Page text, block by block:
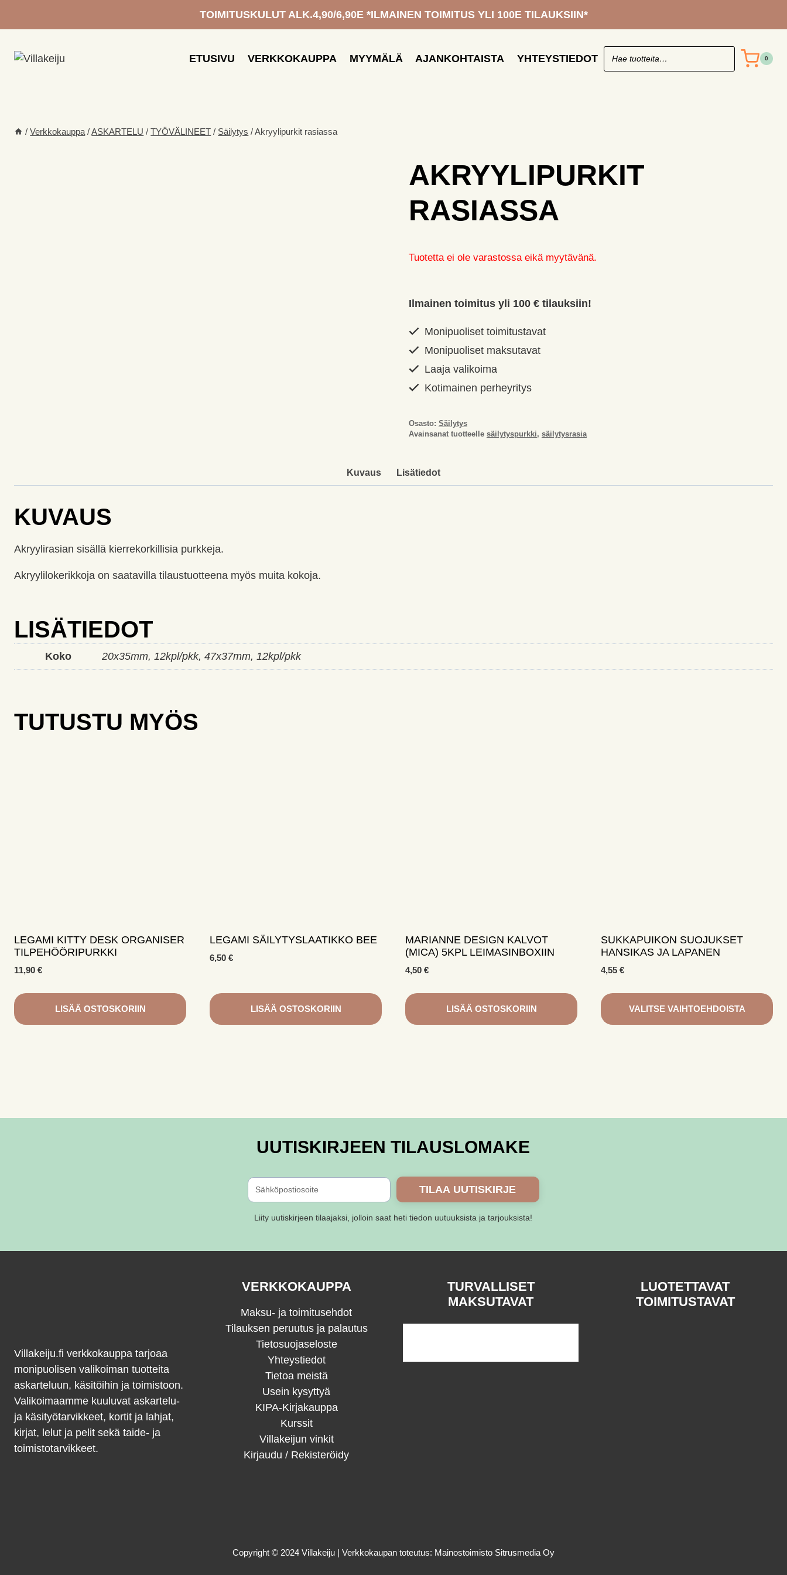
TOIMITUSKULUT ALK.4,90/6,90E *ILMAINEN TOIMITUS YLI 100E TILAUKSIIN*
ETUSIVU VERKKOKAUPPA MYYMÄLÄ AJANKOHTAISTA YHTEYSTIEDOT 0
/ Verkkokauppa /ASKARTELU / TYÖVÄLINEET / Säilytys /Akryylipurkit rasiassa
AKRYYLIPURKIT
RASIASSA
Tuotetta ei ole varastossa eikä myytävänä.
Ilmainen toimitus yli 100 € tilauksiin!
Monipuoliset toimitustavat
Monipuoliset maksutavat
Laaja valikoima
Kotimainen perheyritys
Osasto: Säilytys
Avainsanat tuotteelle säilytyspurkki, säilytysrasia
Kuvaus Lisätiedot
KUVAUS
Akryylirasian sisällä kierrekorkillisia purkkeja.
Akryylilokerikkoja on saatavilla tilaustuotteena myös muita kokoja.
LISÄTIEDOT
Koko 20x35mm, 12kpl/pkk, 47x37mm, 12kpl/pkk
TUTUSTU MYÖS
LEGAMI KITTY DESK ORGANISER
TILPEHÖÖRIPURKKI
11,90 €
LISÄÄ OSTOSKORIIN
LEGAMI SÄILYTYSLAATIKKO BEE
6,50 €
LISÄÄ OSTOSKORIIN
MARIANNE DESIGN KALVOT
(MICA) 5KPL LEIMASINBOXIIN
4,50 €
LISÄÄ OSTOSKORIIN
SUKKAPUIKON SUOJUKSET
HANSIKAS JA LAPANEN
4,55 €
VALITSE VAIHTOEHDOISTA
UUTISKIRJEEN TILAUSLOMAKE
TILAA UUTISKIRJE
Liity uutiskirjeen tilaajaksi, jolloin saat heti tiedon uutuuksista ja tarjouksista!
Villakeiju.fi verkkokauppa tarjoaa
monipuolisen valikoiman tuotteita
askarteluun, käsitöihin ja toimistoon.
Valikoimaamme kuuluvat askartelu-
ja käsityötarvikkeet, kortit ja lahjat,
kirjat, lelut ja pelit sekä taide- ja
toimistotarvikkeet.
VERKKOKAUPPA
Maksu- ja toimitusehdot
Tilauksen peruutus ja palautus
Tietosuojaseloste
Yhteystiedot
Tietoa meistä
Usein kysyttyä
KIPA-Kirjakauppa
Kurssit
Villakeijun vinkit
Kirjaudu / Rekisteröidy
TURVALLISET
MAKSUTAVAT
LUOTETTAVAT
TOIMITUSTAVAT
Copyright © 2024 Villakeiju | Verkkokaupan toteutus: Mainostoimisto Sitrusmedia Oy